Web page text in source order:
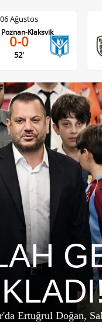
06 Ağustos
PAOK-Anderlecht
0-1
26'
yeni transfer